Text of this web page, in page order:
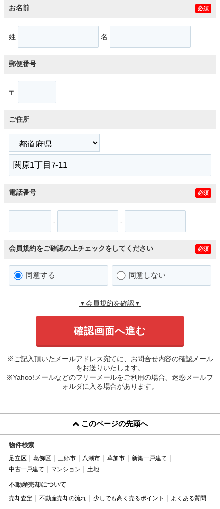
お名前 必須
姓 名
郵便番号
〒
ご住所
電話番号 必須
- -
会員規約をご確認の上チェックをしてください 必須
同意する 同意しない
▼会員規約を確認▼
※ご記入頂いたメールアドレス宛てに、お問合せ内容の確認メール
をお送りいたします。
※Yahoo!メールなどのフリーメールをご利用の場合、迷惑メールフ
ォルダに入る場合があります。
このページの先頭へ
物件検索
足立区 葛飾区 三郷市 八潮市 草加市
新築一戸建て
中古一戸建て
マンション 土地
不動産売却について
売却査定 不動産売却の流れ 少しでも高く売るポイント よくある質問